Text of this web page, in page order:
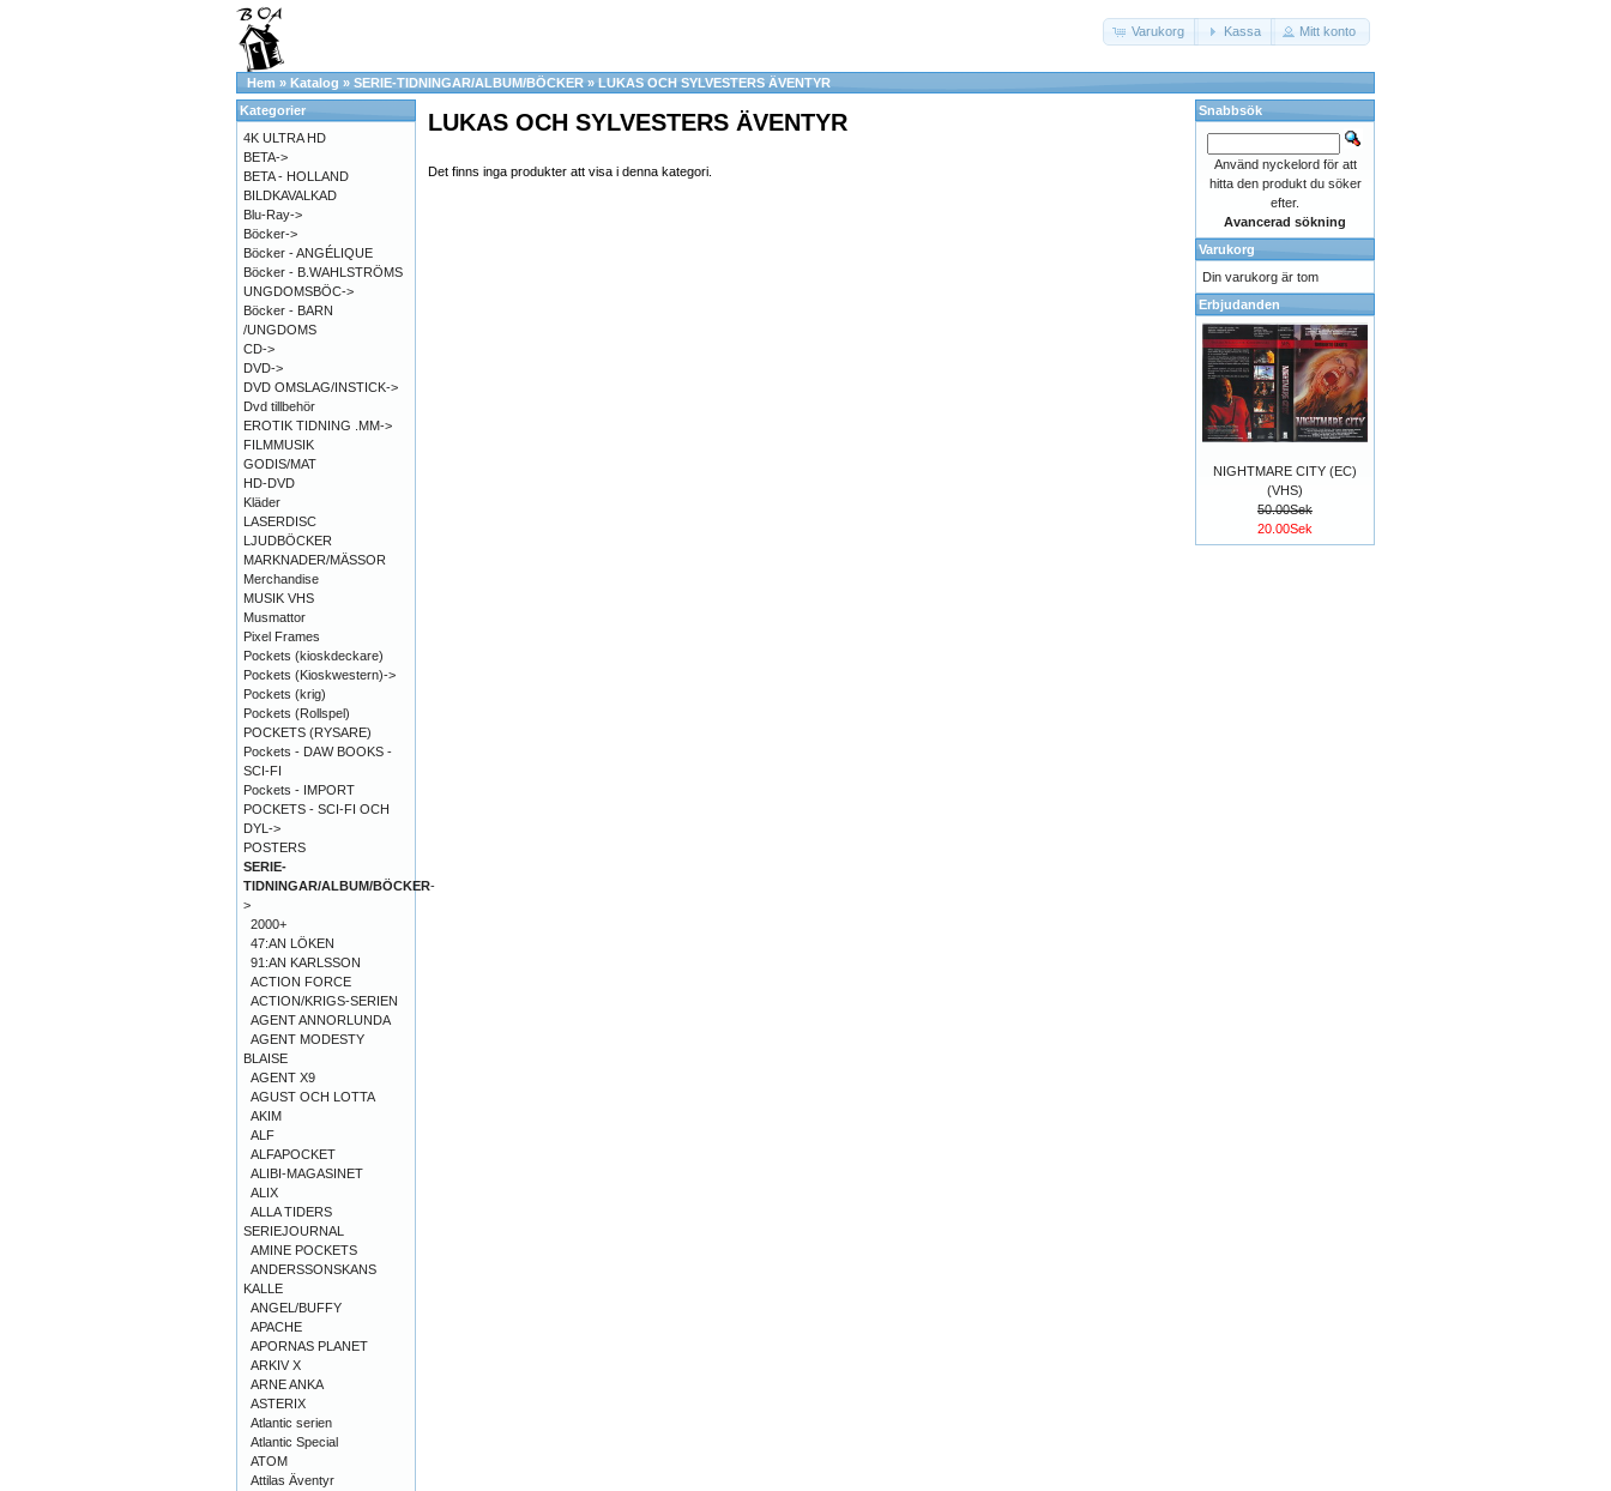
Varukorg Kassa Mitt konto
Hem » Katalog » SERIE-TIDNINGAR/ALBUM/BÖCKER » LUKAS OCH SYLVESTERS ÄVENTYR
LUKAS OCH SYLVESTERS ÄVENTYR
Det finns inga produkter att visa i denna kategori.
Kategorier
4K ULTRA HD
BETA->
BETA - HOLLAND
BILDKAVALKAD
Blu-Ray->
Böcker->
Böcker - ANGÉLIQUE
Böcker - B.WAHLSTRÖMS
UNGDOMSBÖC->
Böcker - BARN
/UNGDOMS
CD->
DVD->
DVD OMSLAG/INSTICK->
Dvd tillbehör
EROTIK TIDNING .MM->
FILMMUSIK
GODIS/MAT
HD-DVD
Kläder
LASERDISC
LJUDBÖCKER
MARKNADER/MÄSSOR
Merchandise
MUSIK VHS
Musmattor
Pixel Frames
Pockets (kioskdeckare)
Pockets (Kioskwestern)->
Pockets (krig)
Pockets (Rollspel)
POCKETS (RYSARE)
Pockets - DAW BOOKS -
SCI-FI
Pockets - IMPORT
POCKETS - SCI-FI OCH
DYL->
POSTERS
SERIE-
TIDNINGAR/ALBUM/BÖCKER-
>
2000+
47:AN LÖKEN
91:AN KARLSSON
ACTION FORCE
ACTION/KRIGS-SERIEN
AGENT ANNORLUNDA
AGENT MODESTY
BLAISE
AGENT X9
AGUST OCH LOTTA
AKIM
ALF
ALFAPOCKET
ALIBI-MAGASINET
ALIX
ALLA TIDERS
SERIEJOURNAL
AMINE POCKETS
ANDERSSONSKANS
KALLE
ANGEL/BUFFY
APACHE
APORNAS PLANET
ARKIV X
ARNE ANKA
ASTERIX
Atlantic serien
Atlantic Special
ATOM
Attilas Äventyr
Snabbsök
Använd nyckelord för att
hitta den produkt du söker
efter.
Avancerad sökning
Varukorg
Din varukorg är tom
Erbjudanden
NIGHTMARE CITY (EC)
(VHS)
50.00Sek
20.00Sek